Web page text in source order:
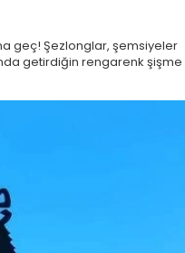
geç! Şezlonglar, şemsiyeler
getirdiğin rengarenk şişme